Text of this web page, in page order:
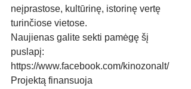
neįprastose, kultūrinę, istorinę vertę
turinčiose vietose.
Naujienas galite sekti pamėgę šį
puslapį:
https://www.facebook.com/kinozonalt/
Projektą finansuoja